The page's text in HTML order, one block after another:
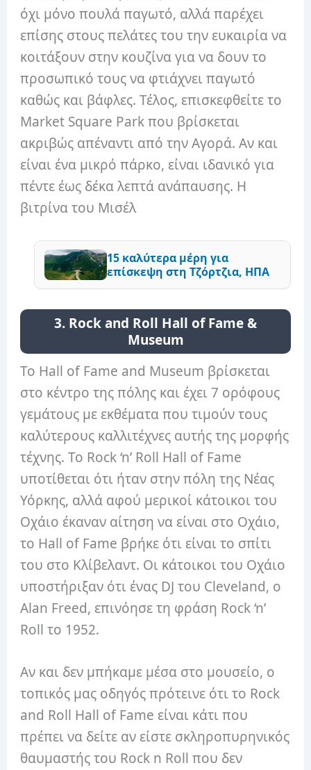
όχι μόνο πουλά παγωτό, αλλά παρέχει
επίσης στους πελάτες του την ευκαιρία να
κοιτάξουν στην κουζίνα για να δουν το
προσωπικό τους να φτιάχνει παγωτό
καθώς και βάφλες. Τέλος, επισκεφθείτε το
Market Square Park που βρίσκεται
ακριβώς απέναντι από την Αγορά. Αν και
είναι ένα μικρό πάρκο, είναι ιδανικό για
πέντε έως δέκα λεπτά ανάπαυσης. Η
βιτρίνα του Μισέλ
15 καλύτερα μέρη για
επίσκεψη στη Τζόρτζια, ΗΠΑ
3. Rock and Roll Hall of Fame &
Museum
Το Hall of Fame and Museum βρίσκεται
στο κέντρο της πόλης και έχει 7 ορόφους
γεμάτους με εκθέματα που τιμούν τους
καλύτερους καλλιτέχνες αυτής της μορφής
τέχνης. Το Rock ‘n’ Roll Hall of Fame
υποτίθεται ότι ήταν στην πόλη της Νέας
Υόρκης, αλλά αφού μερικοί κάτοικοι του
Οχάιο έκαναν αίτηση να είναι στο Οχάιο,
το Hall of Fame βρήκε ότι είναι το σπίτι
του στο Κλίβελαντ. Οι κάτοικοι του Οχάιο
υποστήριξαν ότι ένας DJ του Cleveland, ο
Alan Freed, επινόησε τη φράση Rock ‘n’
Roll το 1952.
Αν και δεν μπήκαμε μέσα στο μουσείο, ο
τοπικός μας οδηγός πρότεινε ότι το Rock
and Roll Hall of Fame είναι κάτι που
πρέπει να δείτε αν είστε σκληροπυρηνικός
θαυμαστής του Rock n Roll που δεν